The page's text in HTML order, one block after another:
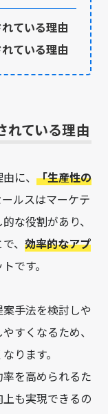
ている理由
ている理由
れている理由
に、 「生産性の
ルスはマーケテ
な役割があり、
、 効率的なアプ
です。
手法を検討しや
すくなるため、
ります。
を高められるた
も実現できるの